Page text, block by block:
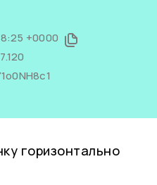
+0000
горизонтально